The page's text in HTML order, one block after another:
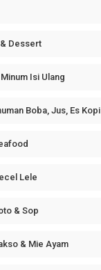
Dessert
Isi Ulang
Boba, Jus, Es Kopi
Lele
& Sop
& Mie Ayam